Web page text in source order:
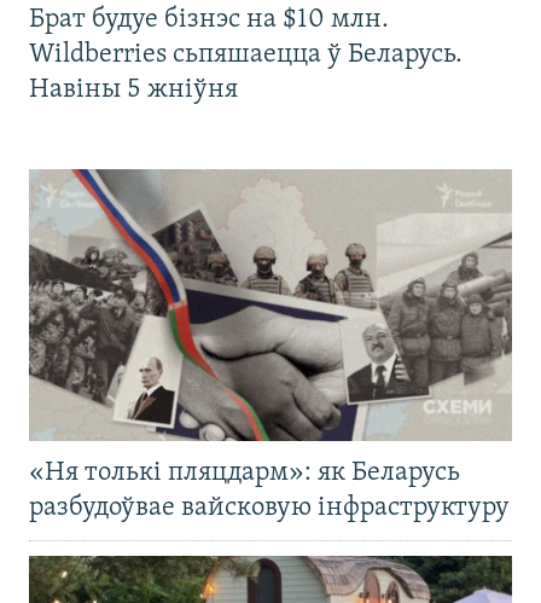
Брат будуе бізнэс на $10 млн.
Wildberries сьпяшаецца ў Беларусь.
Навіны 5 жніўня
«Ня толькі пляцдарм»: як Беларусь
разбудоўвае вайсковую інфраструктуру